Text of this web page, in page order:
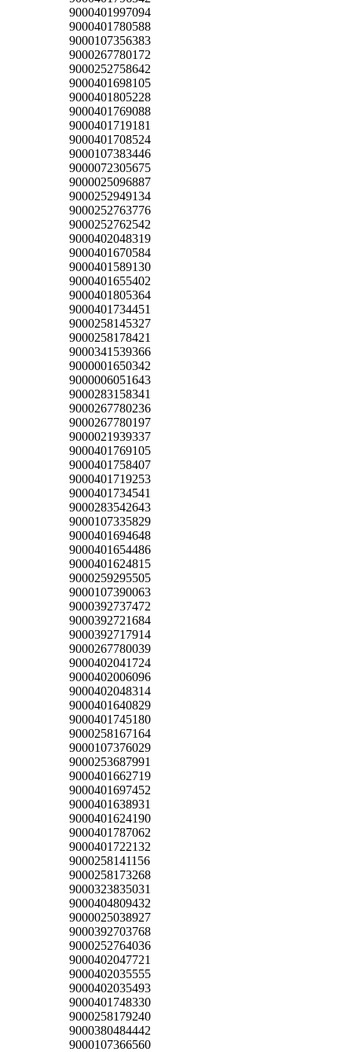
9000401997094
9000401780588
9000107356383
9000267780172
9000252758642
9000401698105
9000401805228
9000401769088
9000401719181
9000401708524
9000107383446
9000072305675
9000025096887
9000252949134
9000252763776
9000252762542
9000402048319
9000401670584
9000401589130
9000401655402
9000401805364
9000401734451
9000258145327
9000258178421
9000341539366
9000001650342
9000006051643
9000283158341
9000267780236
9000267780197
9000021939337
9000401769105
9000401758407
9000401719253
9000401734541
9000283542643
9000107335829
9000401694648
9000401654486
9000401624815
9000259295505
9000107390063
9000392737472
9000392721684
9000392717914
9000267780039
9000402041724
9000402006096
9000402048314
9000401640829
9000401745180
9000258167164
9000107376029
9000253687991
9000401662719
9000401697452
9000401638931
9000401624190
9000401787062
9000401722132
9000258141156
9000258173268
9000323835031
9000404809432
9000025038927
9000392703768
9000252764036
9000402047721
9000402035555
9000402035493
9000401748330
9000258179240
9000380484442
9000107366560